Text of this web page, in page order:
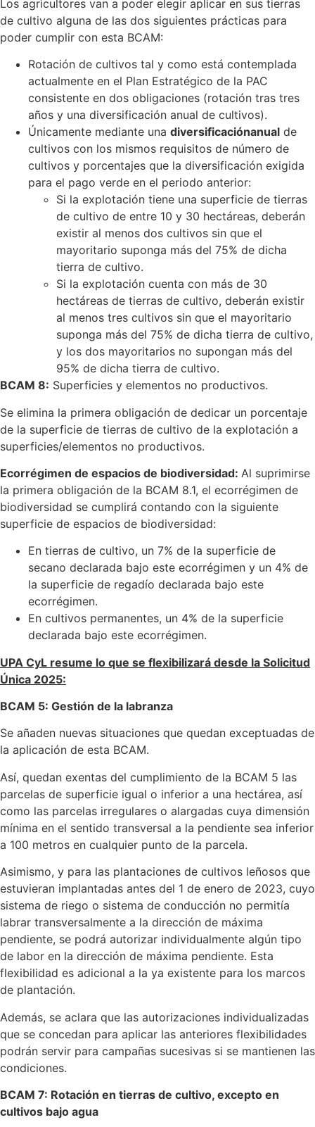
Los agricultores van a poder elegir aplicar en sus tierras
de cultivo alguna de las dos siguientes prácticas para
poder cumplir con esta BCAM:
Rotación de cultivos tal y como está contemplada
actualmente en el Plan Estratégico de la PAC
consistente en dos obligaciones (rotación tras tres
años y una diversificación anual de cultivos).
Únicamente mediante una diversificaciónanual de
cultivos con los mismos requisitos de número de
cultivos y porcentajes que la diversificación exigida
para el pago verde en el periodo anterior:
Si la explotación tiene una superficie de tierras
de cultivo de entre 10 y 30 hectáreas, deberán
existir al menos dos cultivos sin que el
mayoritario suponga más del 75% de dicha
tierra de cultivo.
Si la explotación cuenta con más de 30
hectáreas de tierras de cultivo, deberán existir
al menos tres cultivos sin que el mayoritario
suponga más del 75% de dicha tierra de cultivo,
y los dos mayoritarios no supongan más del
95% de dicha tierra de cultivo.
BCAM 8: Superficies y elementos no productivos.
Se elimina la primera obligación de dedicar un porcentaje
de la superficie de tierras de cultivo de la explotación a
superficies/elementos no productivos.
Ecorrégimen de espacios de biodiversidad: Al suprimirse
la primera obligación de la BCAM 8.1, el ecorrégimen de
biodiversidad se cumplirá contando con la siguiente
superficie de espacios de biodiversidad:
En tierras de cultivo, un 7% de la superficie de
secano declarada bajo este ecorrégimen y un 4% de
la superficie de regadío declarada bajo este
ecorrégimen.
En cultivos permanentes, un 4% de la superficie
declarada bajo este ecorrégimen.
UPA CyL resume lo que se flexibilizará desde la Solicitud
Única 2025:
BCAM 5: Gestión de la labranza
Se añaden nuevas situaciones que quedan exceptuadas de
la aplicación de esta BCAM.
Así, quedan exentas del cumplimiento de la BCAM 5 las
parcelas de superficie igual o inferior a una hectárea, así
como las parcelas irregulares o alargadas cuya dimensión
mínima en el sentido transversal a la pendiente sea inferior
a 100 metros en cualquier punto de la parcela.
Asimismo, y para las plantaciones de cultivos leñosos que
estuvieran implantadas antes del 1 de enero de 2023, cuyo
sistema de riego o sistema de conducción no permitía
labrar transversalmente a la dirección de máxima
pendiente, se podrá autorizar individualmente algún tipo
de labor en la dirección de máxima pendiente. Esta
flexibilidad es adicional a la ya existente para los marcos
de plantación.
Además, se aclara que las autorizaciones individualizadas
que se concedan para aplicar las anteriores flexibilidades
podrán servir para campañas sucesivas si se mantienen las
condiciones.
BCAM 7: Rotación en tierras de cultivo, excepto en
cultivos bajo agua